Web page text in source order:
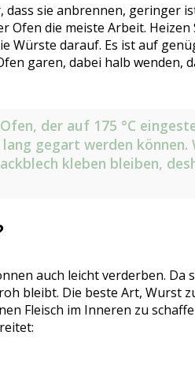
sie anbrennen, geringer
Ofen die meiste Arbeit.
Würste darauf. Es ist auf
garen, dabei halb wenden,
der auf 175 °C
gegart werden können.
kleben bleiben,
auch leicht verderben. Da
bleibt. Die beste Art, Wurst
Fleisch im Inneren zu